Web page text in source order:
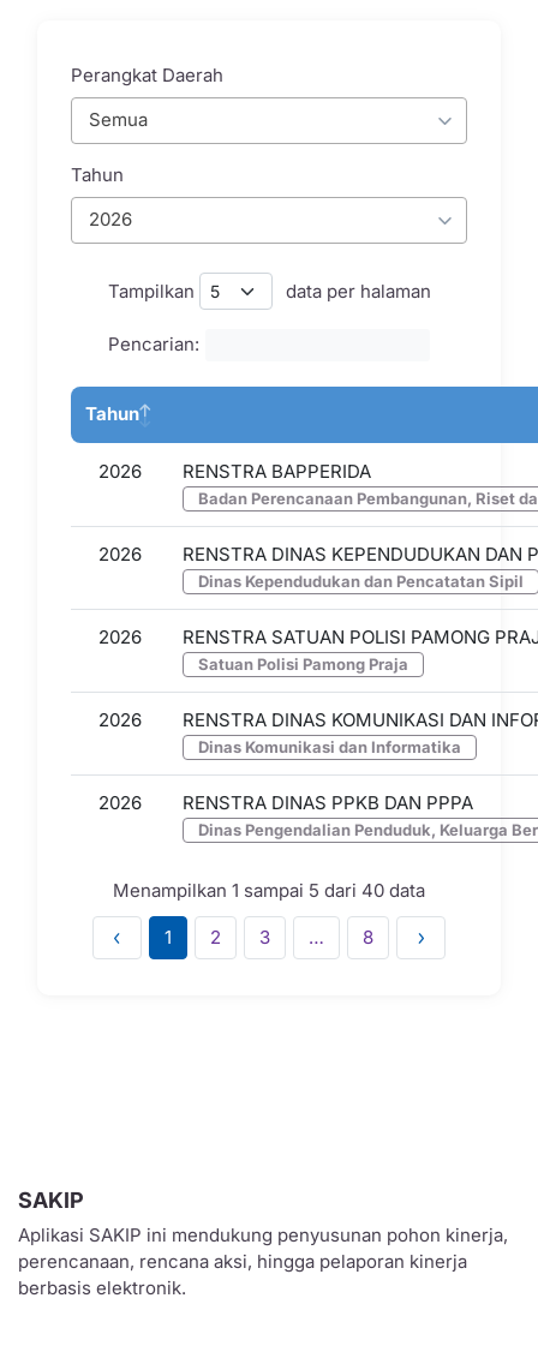
Perangkat Daerah
Semua
Tahun
2026
Tampilkan data per halaman
Pencarian:
Tahun
2026 RENSTRA BAPPERIDA
Badan Perencanaan Pembangunan, Riset
2026 RENSTRA DINAS KEPENDUDUKAN DAN
Dinas Kependudukan dan Pencatatan Sipil
2026 RENSTRA SATUAN POLISI PAMONG
Satuan Polisi Pamong Praja
2026 RENSTRA DINAS KOMUNIKASI DAN
Dinas Komunikasi dan Informatika
2026 RENSTRA DINAS PPKB DAN PPPA
Dinas Pengendalian Penduduk, Keluarga
Menampilkan 1 sampai 5 dari 40 data
1 2 3 … 8
SAKIP
Aplikasi SAKIP ini mendukung penyusunan pohon kinerja,
perencanaan, rencana aksi, hingga pelaporan kinerja
berbasis elektronik.